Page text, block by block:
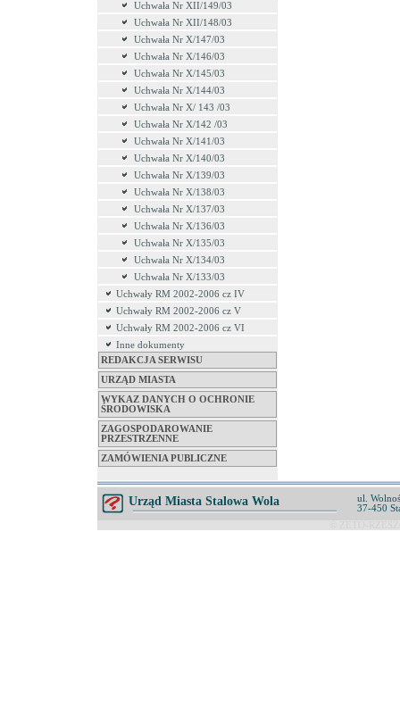
Uchwała Nr XII/149/03
Uchwała Nr XII/148/03
Uchwała Nr X/147/03
Uchwała Nr X/146/03
Uchwała Nr X/145/03
Uchwała Nr X/144/03
Uchwała Nr X/ 143 /03
Uchwała Nr X/142 /03
Uchwała Nr X/141/03
Uchwała Nr X/140/03
Uchwała Nr X/139/03
Uchwała Nr X/138/03
Uchwała Nr X/137/03
Uchwała Nr X/136/03
Uchwała Nr X/135/03
Uchwała Nr X/134/03
Uchwała Nr X/133/03
Uchwały RM 2002-2006 cz IV
Uchwały RM 2002-2006 cz V
Uchwały RM 2002-2006 cz VI
Inne dokumenty
REDAKCJA SERWISU
URZĄD MIASTA
WYKAZ DANYCH O OCHRONIE
ŚRODOWISKA
ZAGOSPODAROWANIE
PRZESTRZENNE
ZAMÓWIENIA PUBLICZNE
Urząd Miasta Stalowa Wola
ul.
37-450